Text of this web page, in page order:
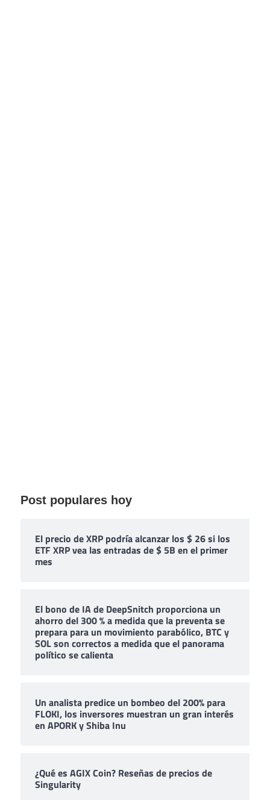
Post populares hoy
El precio de XRP podría alcanzar los $ 26 si los
ETF XRP vea las entradas de $ 5B en el primer
mes
El bono de IA de DeepSnitch proporciona un
ahorro del 300 % a medida que la preventa se
prepara para un movimiento parabólico, BTC y
SOL son correctos a medida que el panorama
político se calienta
Un analista predice un bombeo del 200% para
FLOKI, los inversores muestran un gran interés
en APORK y Shiba Inu
¿Qué es AGIX Coin? Reseñas de precios de
Singularity